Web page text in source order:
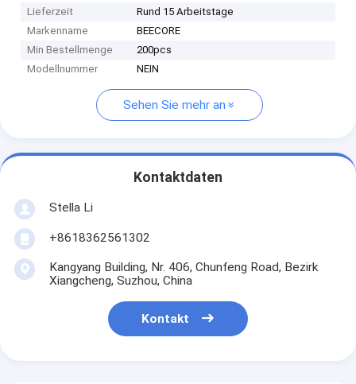
Lieferzeit
Rund 15 Arbeitstage
Markenname
BEECORE
Min Bestellmenge
200pcs
Modellnummer
NEIN
Sehen Sie mehr an
Kontaktdaten
Stella Li
+8618362561302
Kangyang Building, Nr. 406, Chunfeng Road, Bezirk
Xiangcheng, Suzhou, China
Kontakt